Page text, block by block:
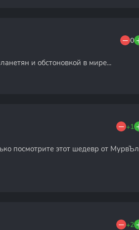
0
и обстоновкой в мире...
+1
посмотрите этот шедевр от МурвЪл
+2